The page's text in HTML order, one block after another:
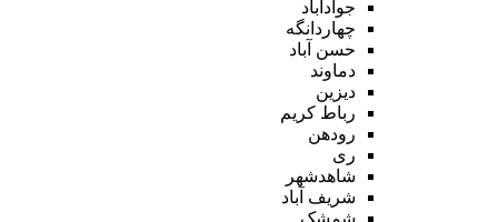
جوادآباد
چهاردانگه
حسن آباد
دماوند
دیزین
رباط کریم
رودهن
ری
شاهدشهر
شریف آباد
شمشک